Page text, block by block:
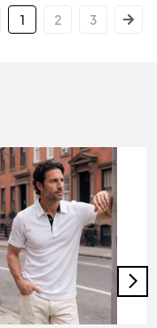
1 2 3